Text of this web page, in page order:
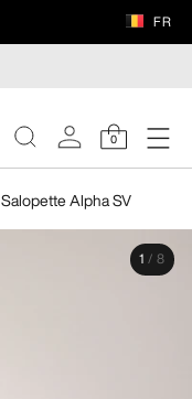
FR
0
Salopette Alpha SV
1 / 8